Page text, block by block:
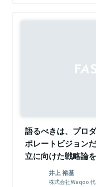
語るべきは、プロ
ポレートビジョン
立に向けた戦略論
井上 裕基
株式会社Waqoo